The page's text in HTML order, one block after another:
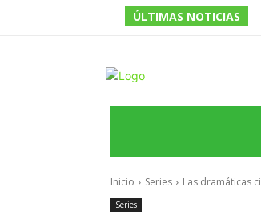
ÚLTIMAS NOTICIAS
Inicio Series Las dramáticas
Series